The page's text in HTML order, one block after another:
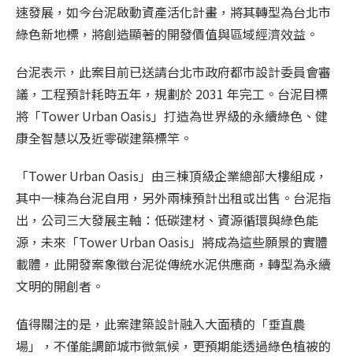
速發展，如今台泥啟動資產活化計畫，將其轉型為台北市
綠色新地標，將創造顯著的開發價值與區域經濟效益。
台泥表示，此案目前已送請台北市政府都市設計委員會審
議，工程預計耗時五年，規劃於 2031 年完工。台泥目標
將「Tower Urban Oasis」打造為世界級的永續綠色、健
康全智慧以及近零碳建築標竿。
「Tower Urban Oasis」由三棟頂級企業總部大樓組成，
其中一棟為台泥自用，另外兩棟預計出租或出售。台泥指
出，公司三大發展主軸：低碳建材、資源循環與綠色能
源，未來「Tower Urban Oasis」將成為這些願景的實體
載體，此開發案象徵台泥從傳統水泥供應商，轉型為永續
文明的開創者。
值得關注的是，此案建築設計融入大面積的「垂直農
場」，不僅能調節城市微氣候，更預期能透過綠色植被的